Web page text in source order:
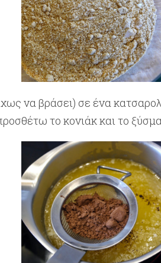
να βράσει) σε ένα
το κονιάκ και το